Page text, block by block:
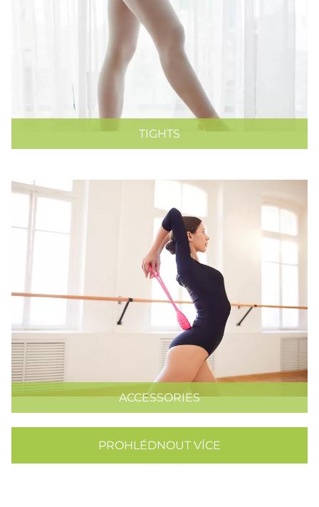
TIGHTS
ACCESSORIES
PROHLÉDNOUT VÍCE